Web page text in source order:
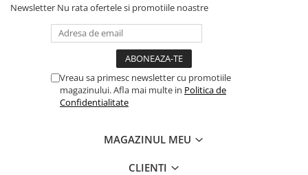
Întreținere Acvariu
Tratament Apă
Newsletter Nu rata ofertele si promotiile noastre
Vreau sa primesc newsletter cu promotiile
magazinului. Afla mai multe in Politica de
Confidentialitate
MAGAZINUL MEU
CLIENTI